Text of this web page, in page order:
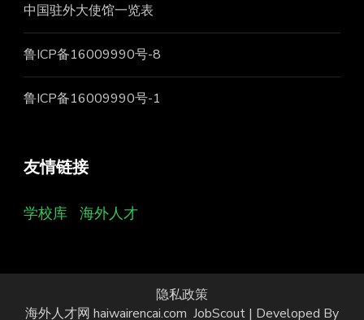
中国驻外大使馆一览表
鲁ICP备16009990号-8
鲁ICP备16009990号-1
友情链接
学校库 海外人才
隐私政策
海外人才网 haiwairencai.com JobScout | Developed By